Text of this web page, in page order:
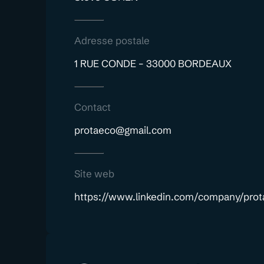
Adresse postale
1 RUE CONDE – 33000 BORDEAUX
Contact
protaeco@gmail.com
Site web
https://www.linkedin.com/company/